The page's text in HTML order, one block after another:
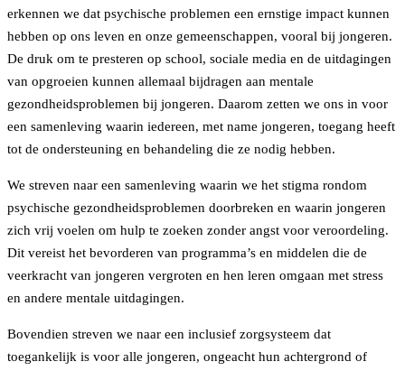
erkennen we dat psychische problemen een ernstige impact kunnen
hebben op ons leven en onze gemeenschappen, vooral bij jongeren.
De druk om te presteren op school, sociale media en de uitdagingen
van opgroeien kunnen allemaal bijdragen aan mentale
gezondheidsproblemen bij jongeren. Daarom zetten we ons in voor
een samenleving waarin iedereen, met name jongeren, toegang heeft
tot de ondersteuning en behandeling die ze nodig hebben.
We streven naar een samenleving waarin we het stigma rondom
psychische gezondheidsproblemen doorbreken en waarin jongeren
zich vrij voelen om hulp te zoeken zonder angst voor veroordeling.
Dit vereist het bevorderen van programma’s en middelen die de
veerkracht van jongeren vergroten en hen leren omgaan met stress
en andere mentale uitdagingen.
Bovendien streven we naar een inclusief zorgsysteem dat
toegankelijk is voor alle jongeren, ongeacht hun achtergrond of